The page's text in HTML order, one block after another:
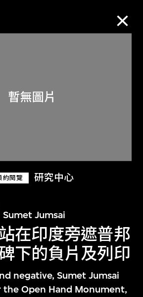
約閱覽 研究中心
Sumet Jumsai
在印度旁遮普邦
下的負片及列印
negative, Sumet Jumsai
Open Hand Monument,
的二十及二十一世紀視覺